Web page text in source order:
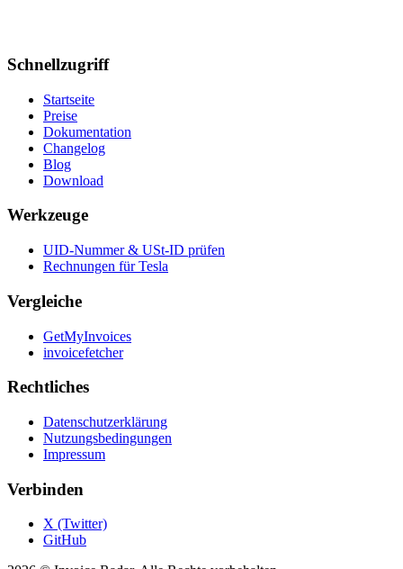
Schnellzugriff
Startseite
Preise
Dokumentation
Changelog
Blog
Download
Werkzeuge
UID-Nummer & USt-ID prüfen
Rechnungen für Tesla
Vergleiche
GetMyInvoices
invoicefetcher
Rechtliches
Datenschutzerklärung
Nutzungsbedingungen
Impressum
Verbinden
X (Twitter)
GitHub